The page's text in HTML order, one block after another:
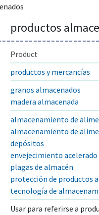
productos
Product
productos y mercancías
granos almacenados
madera almacenada
almacenamiento de
almacenamiento de
depósitos
envejecimiento acelerado
plagas de almacén
protección de productos
tecnología de
Usar para referirse a